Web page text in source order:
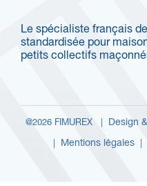
Le spécialiste français
standardisée pour
petits collectifs
@2026 FIMUREX | Design
Mentions légales|